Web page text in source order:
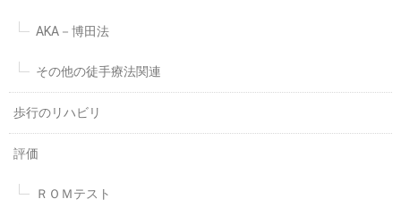
AKA－博田法
その他の徒手療法関連
歩行のリハビリ
評価
ＲＯＭテスト